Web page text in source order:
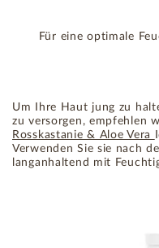
Für eine optimale
Um Ihre Haut jung zu
zu versorgen, empfehlen
Rosskastanie & Aloe Vera
Verwenden Sie sie nach
langanhaltend mit